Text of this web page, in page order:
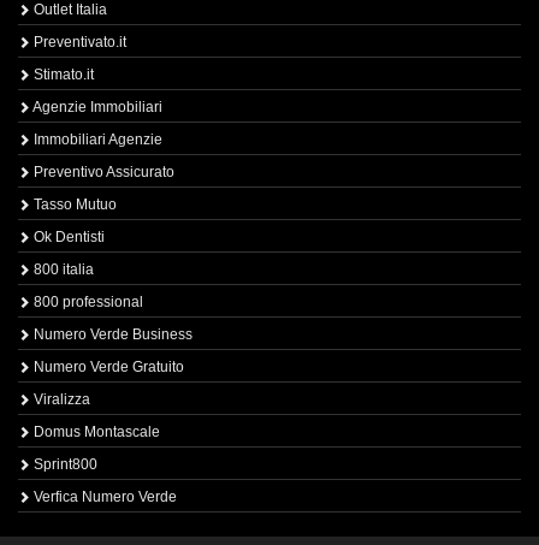
Outlet Italia
Preventivato.it
Stimato.it
Agenzie Immobiliari
Immobiliari Agenzie
Preventivo Assicurato
Tasso Mutuo
Ok Dentisti
800 italia
800 professional
Numero Verde Business
Numero Verde Gratuito
Viralizza
Domus Montascale
Sprint800
Verfica Numero Verde